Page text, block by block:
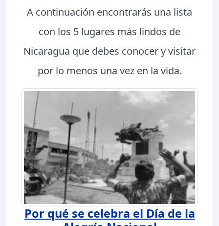
A continuación encontrarás una lista
con los 5 lugares más lindos de
Nicaragua que debes conocer y visitar
por lo menos una vez en la vida.
Por qué se celebra el Día de la